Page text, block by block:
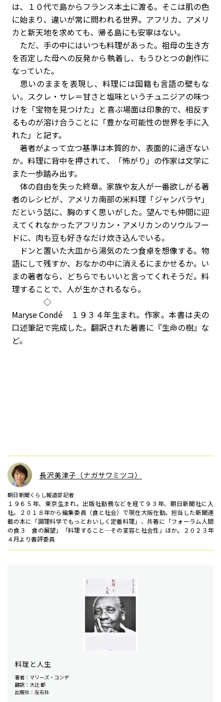
は、１０代で島からフランス本土に渡る。そこは肌の色
に始まり、違いが常に問われる世界。アフリカ、アメリ
カと新天地を求めても、帰る島にも安寧はない。
ただ、手の中にはいつも料理があった。祖母の生き方
を否定した母への反発から執着し、もうひとつの創作に
なっていた。
思いのままを表現し、料理には国籍も言語の壁もな
い。スクレ・サレ＝甘さと塩味というチュニジアの味つ
けを「宝物を見つけた」と喜ぶ場面は印象的で、相反す
るものが溶け合うことに「豊かな可能性の世界を手に入
れた」と記す。
著者がよって立つ基準は本質的か、表面的に過ぎない
か。料理に背中を押されて、「怖がり」の作家は文学に
また一歩踏み出す。
体の自由を失った終章。家族や友人が一番欲しがる著
者のレシピが、アメリカ南部の米料理「ジャンバラヤ」
だという話に、胸のすく思いがした。望んでも仲間に迎
えてくれなかったアフリカン・アメリカンのソウルフー
ドに、肉も豆も好きなだけ炊き込んでいる。
ドンと置いた大皿から湯気のたつ食卓を想像する。物
語にして残すか、おなかの中に消えるにまかせるか。い
まの著者なら、どちらでもいいと言ってくれそうだ。料
理することで、人が生かされるなら。
◇
Maryse Condé １９３４年生まれ。作家。本書は夫の
口述筆記で完成した。翻訳された著書に『生命の樹』な
ど。
長沢美津子（ナガサワミツコ）
朝日新聞くらし報道部記者
１９６５年、東京生まれ。出版社勤務などを経て９３年、朝日新聞社に入
社。２０１８年から編集委員（食と社会）で現在大阪在勤。担当した新聞連
載の本に「調理科学でもっとおいしく定番料理」、共著に「フォーラム人間
の食３ 食の展望」「料理すること―その変容と社会性」ほか。２０２３年
４月より書評委員
料理と人生
著者：マリーズ・コンデ
翻訳：大辻 都
出版社：左右社